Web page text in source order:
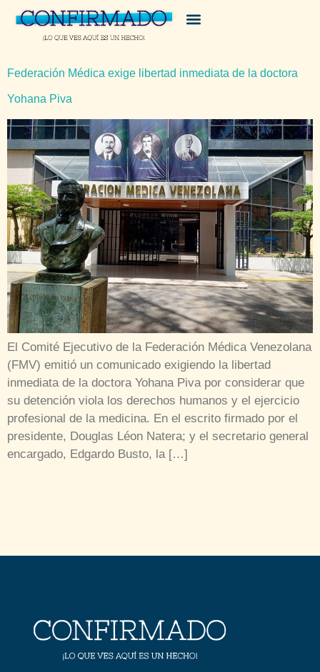
Federación Médica exige libertad inmediata de la doctora
Yohana Piva
El Comité Ejecutivo de la Federación Médica Venezolana
(FMV) emitió un comunicado exigiendo la libertad
inmediata de la doctora Yohana Piva por considerar que
su detención viola los derechos humanos y el ejercicio
profesional de la medicina. En el escrito firmado por el
presidente, Douglas Léon Natera; y el secretario general
encargado, Edgardo Busto, la […]